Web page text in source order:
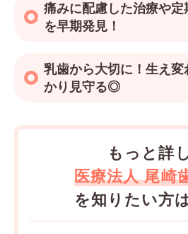
痛みに配慮した治療や
を早期発見！
乳歯から大切に！生え
かり見守る◎
もっと詳
医療法人 尾崎
を知りたい方